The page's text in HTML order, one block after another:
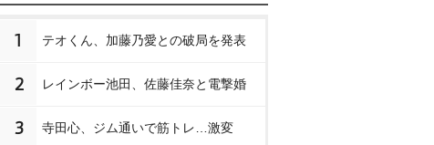
1 テオくん、加藤乃愛との破局を発表
2 レインボー池田、佐藤佳奈と電撃婚
3 寺田心、ジム通いで筋トレ…激変